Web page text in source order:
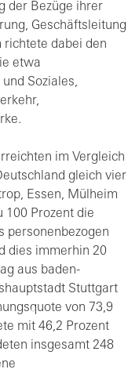
der Bezüge ihrer
Geschäftsleitung
richtete dabei den
etwa
Soziales,
im Vergleich
gleich vier
Essen, Mülheim
100 Prozent die
personenbezogen
dies immerhin 20
aus baden-
Stuttgart
von 73,9
mit 46,2 Prozent
insgesamt 248